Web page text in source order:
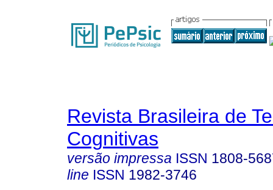
Revista Brasileira de
Cognitivas
versão impressa ISSN 1808-
line ISSN 1982-3746